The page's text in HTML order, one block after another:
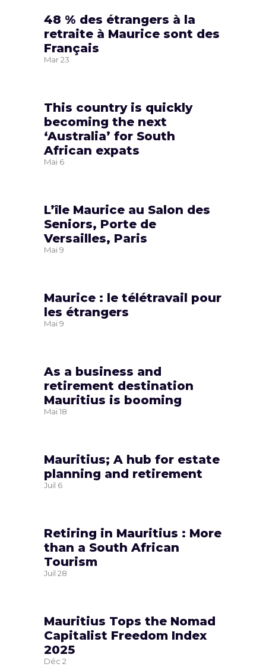
48 % des étrangers à la
retraite à Maurice sont des
Français
Mar23
This country is quickly
becoming the next
‘Australia’ for South
African expats
Mai 6
L’île Maurice au Salon des
Seniors, Porte de
Versailles, Paris
Mai9
Maurice : le télétravail pour
les étrangers
Mai9
As a business and
retirement destination
Mauritius is booming
Mai18
Mauritius; A hub for estate
planning and retirement
Juil 6
Retiring in Mauritius : More
than a South African
Tourism
Juil 28
Mauritius Tops the Nomad
Capitalist Freedom Index
2025
Déc 2